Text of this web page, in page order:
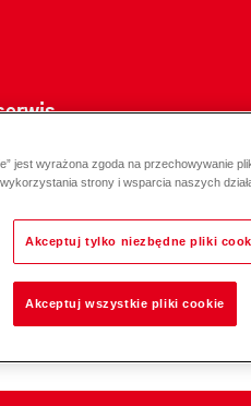
jest wyrażona zgoda na przechowywanie
strony i wsparcia naszych
Akceptuj tylko niezbędne pliki
Akceptuj wszystkie pliki cookie